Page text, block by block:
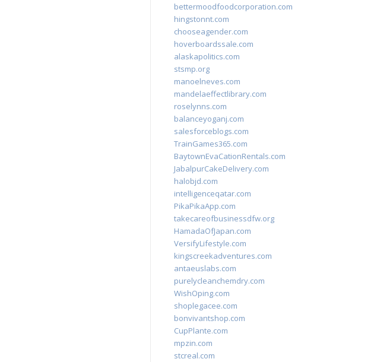
bettermoodfoodcorporation.com
hingstonnt.com
chooseagender.com
hoverboardssale.com
alaskapolitics.com
stsmp.org
manoelneves.com
mandelaeffectlibrary.com
roselynns.com
balanceyoganj.com
salesforceblogs.com
TrainGames365.com
BaytownEvaCationRentals.com
JabalpurCakeDelivery.com
halobjd.com
intelligenceqatar.com
PikaPikaApp.com
takecareofbusinessdfw.org
HamadaOfJapan.com
VersifyLifestyle.com
kingscreekadventures.com
antaeuslabs.com
purelycleanchemdry.com
WishOping.com
shoplegacee.com
bonvivantshop.com
CupPlante.com
mpzin.com
stcreal.com